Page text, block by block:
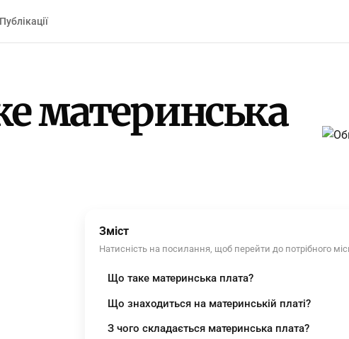
Публікації
материнська
Зміст
Натисність на посилання, щоб перейти до потрібного
Що таке материнська плата?
Що знаходиться на материнській платі?
З чого складається материнська плата?